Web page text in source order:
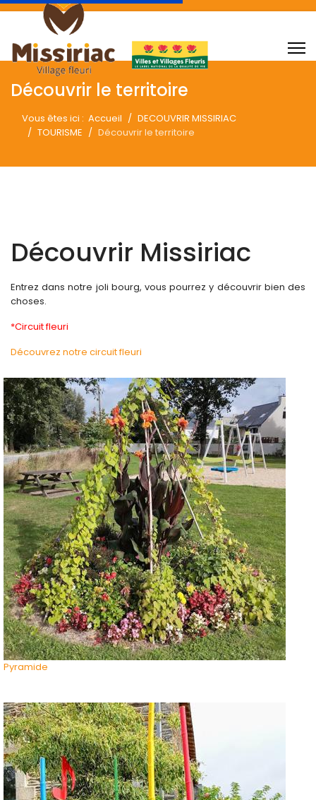
Découvrir le territoire
Vous êtes ici : Accueil
DECOUVRIR MISSIRIAC
TOURISME
Découvrir le territoire
Découvrir Missiriac
Entrez dans notre joli bourg, vous pourrez y découvrir bien des
choses.
*Circuit fleuri
Découvrez notre circuit fleuri
Pyramide